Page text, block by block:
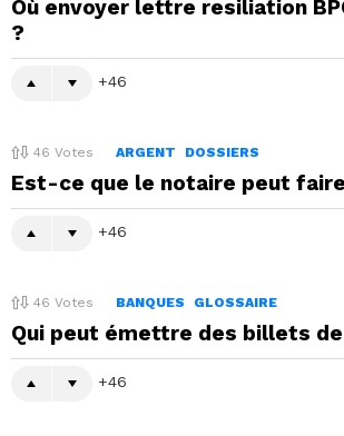
Où envoyer lettre resiliation
?
46
46 Votes ARGENT DOSSIERS
Est-ce que le notaire peut
46
46 Votes BANQUES GLOSSAIRE
Qui peut émettre des billets
46